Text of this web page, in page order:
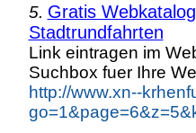
5. Gratis
Stadtrundfahrten
Link eintragen im
Suchbox fuer Ihre
http://www.xn--